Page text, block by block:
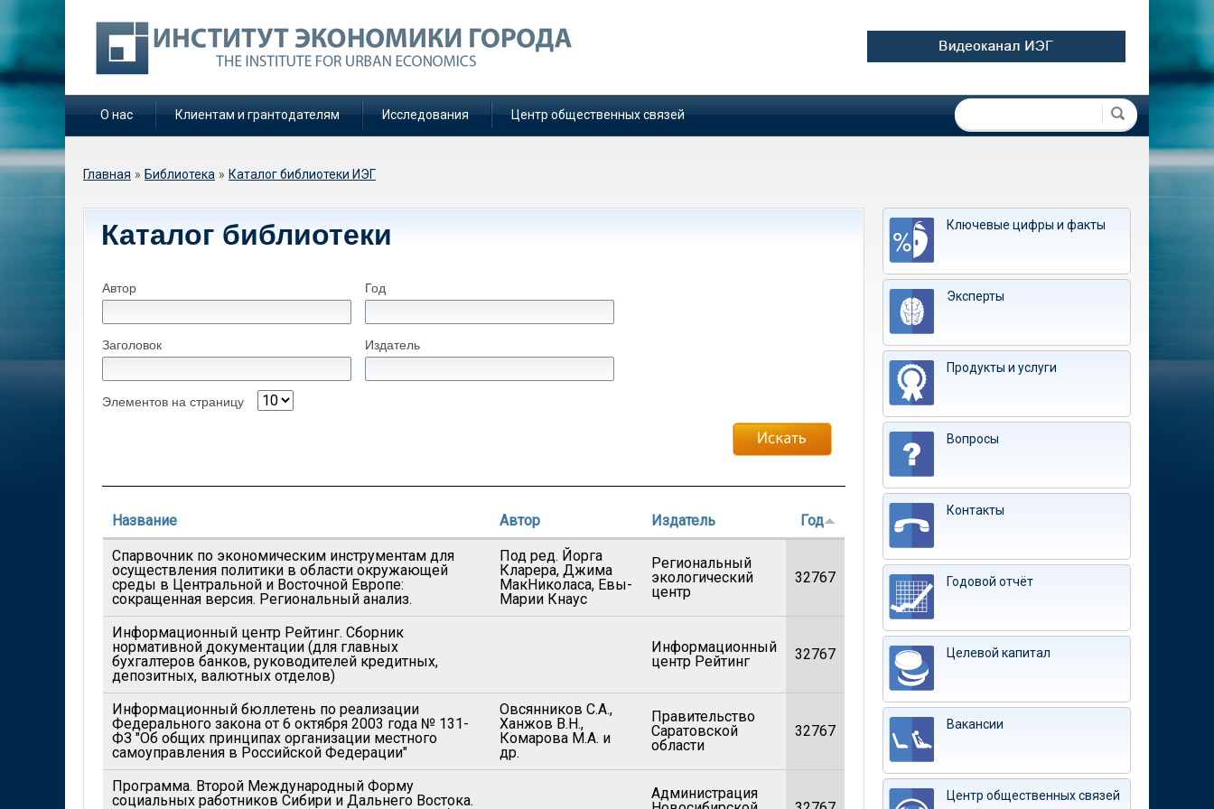
О нас Клиентам и грантодателям Исследования Центр общественных связей Форма поиска
Поиск
Вы здесь
Главная » Библиотека » Каталог библиотеки ИЭГ
Каталог библиотеки
Автор Год
Заголовок Издатель
Элементов на страницу
Название Автор Издатель Год
Спарвочник по экономическим инструментам для
осуществления политики в области окружающей
среды в Центральной и Восточной Европе:
сокращенная версия. Региональный анализ.
Под ред. Йорга
Кларера, Джима
МакНиколаса, Евы-
Марии Кнаус
Региональный
экологический
центр
32767
Информационный центр Рейтинг. Сборник
нормативной документации (для главных
бухгалтеров банков, руководителей кредитных,
депозитных, валютных отделов)
Информационный
центр Рейтинг
32767
Информационный бюллетень по реализации
Федерального закона от 6 октября 2003 года № 131-
ФЗ "Об общих принципах организации местного
самоуправления в Российской Федерации"
Овсянников С.А.,
Ханжов В.Н.,
Комарова М.А. и
др.
Правительство
Саратовской
области
32767
Программа. Второй Международный Форму
социальных работников Сибири и Дальнего Востока.
Администрация
Ключевые цифры и факты
Эксперты
Продукты и услуги
Вопросы
Контакты
Годовой отчёт
Целевой капитал
Вакансии
Центр общественных связей